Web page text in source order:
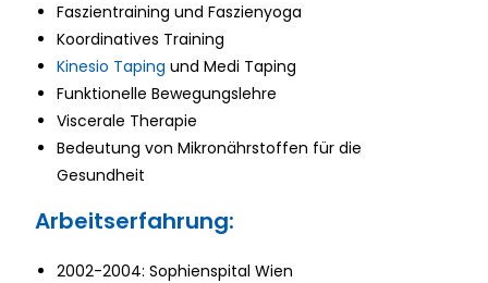
Faszientraining und Faszienyoga
Koordinatives Training
Kinesio Taping undMedi Taping
Funktionelle Bewegungslehre
Viscerale Therapie
Bedeutung von Mikronährstoffen für die
Gesundheit
Arbeitserfahrung:
2002-2004: Sophienspital Wien